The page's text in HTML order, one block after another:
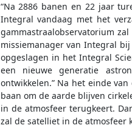
“Na 2886 banen en 22 jaar
Integral vandaag met het
gammastraalobservatorium
missiemanager van Integral
opgeslagen in het Integral
een nieuwe generatie
ontwikkelen.” Na het einde
baan om de aarde blijven
in de atmosfeer terugkeert.
zal de satelliet in de atmosfeer